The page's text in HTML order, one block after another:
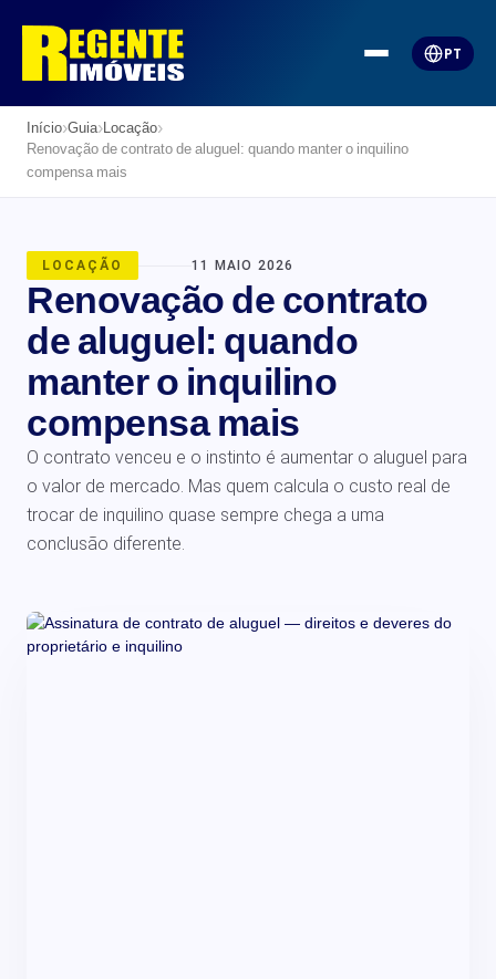
PT
Início›Guia›Locação›
Renovação de contrato de aluguel: quando manter o inquilino
compensa mais
LOCAÇÃO 11 MAIO 2026
Renovação de contrato
de aluguel: quando
manter o inquilino
compensa mais
O contrato venceu e o instinto é aumentar o aluguel para
o valor de mercado. Mas quem calcula o custo real de
trocar de inquilino quase sempre chega a uma
conclusão diferente.